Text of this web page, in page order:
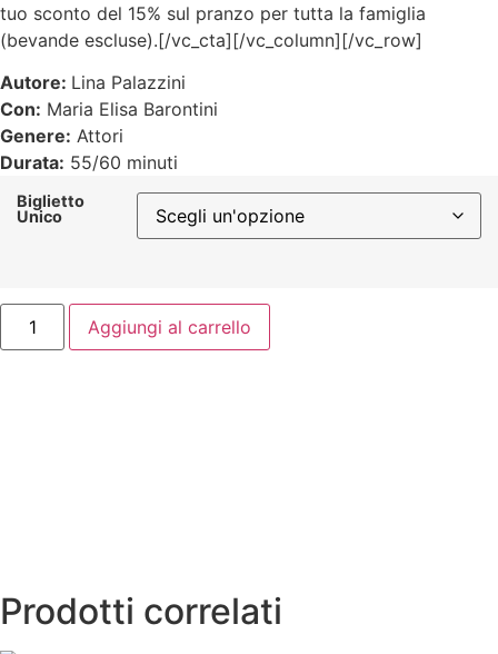
tuo sconto del 15% sul pranzo per tutta la famiglia
(bevande escluse).[/vc_cta][/vc_column][/vc_row]
Autore: Lina Palazzini
Con: Maria Elisa Barontini
Genere: Attori
Durata: 55/60 minuti
Biglietto
Unico
Aggiungi al carrello
Prodotti correlati